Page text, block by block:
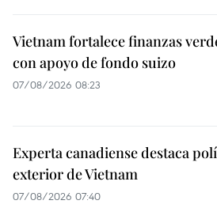
Vietnam fortalece finanzas
con apoyo de fondo suizo
07/08/2026 08:23
Experta canadiense destaca
exterior de Vietnam
07/08/2026 07:40